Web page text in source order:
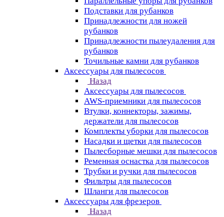
Подставки для рубанков
Принадлежности для ножей
рубанков
Принадлежности пылеудаления для
рубанков
Точильные камни для рубанков
Аксессуары для пылесосов
Назад
Аксессуары для пылесосов
AWS-приемники для пылесосов
Втулки, коннекторы, зажимы,
держатели для пылесосов
Комплекты уборки для пылесосов
Насадки и щетки для пылесосов
Пылесборные мешки для пылесосов
Ременная оснастка для пылесосов
Трубки и ручки для пылесосов
Фильтры для пылесосов
Шланги для пылесосов
Аксессуары для фрезеров
Назад